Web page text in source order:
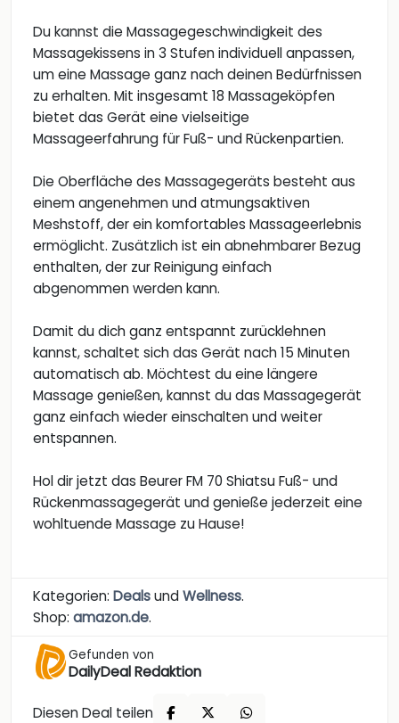
Du kannst die Massagegeschwindigkeit des
Massagekissens in 3 Stufen individuell anpassen,
um eine Massage ganz nach deinen Bedürfnissen
zu erhalten. Mit insgesamt 18 Massageköpfen
bietet das Gerät eine vielseitige
Massageerfahrung für Fuß- und Rückenpartien.
Die Oberfläche des Massagegeräts besteht aus
einem angenehmen und atmungsaktiven
Meshstoff, der ein komfortables Massageerlebnis
ermöglicht. Zusätzlich ist ein abnehmbarer Bezug
enthalten, der zur Reinigung einfach
abgenommen werden kann.
Damit du dich ganz entspannt zurücklehnen
kannst, schaltet sich das Gerät nach 15 Minuten
automatisch ab. Möchtest du eine längere
Massage genießen, kannst du das Massagegerät
ganz einfach wieder einschalten und weiter
entspannen.
Hol dir jetzt das Beurer FM 70 Shiatsu Fuß- und
Rückenmassagegerät und genieße jederzeit eine
wohltuende Massage zu Hause!
Kategorien: DealsundWellness.
Shop: amazon.de.
Gefunden von
DailyDeal Redaktion
Diesen Deal teilen